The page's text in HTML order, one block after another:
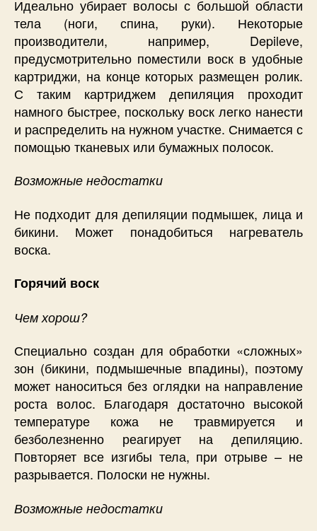
Идеально убирает волосы с большой области
тела (ноги, спина, руки). Некоторые
производители, например, Depileve,
предусмотрительно поместили воск в удобные
картриджи, на конце которых размещен ролик.
С таким картриджем депиляция проходит
намного быстрее, поскольку воск легко нанести
и распределить на нужном участке. Снимается с
помощью тканевых или бумажных полосок.
Возможные недостатки
Не подходит для депиляции подмышек, лица и
бикини. Может понадобиться нагреватель
воска.
Горячий воск
Чем хорош?
Специально создан для обработки «сложных»
зон (бикини, подмышечные впадины), поэтому
может наноситься без оглядки на направление
роста волос. Благодаря достаточно высокой
температуре кожа не травмируется и
безболезненно реагирует на депиляцию.
Повторяет все изгибы тела, при отрыве – не
разрывается. Полоски не нужны.
Возможные недостатки